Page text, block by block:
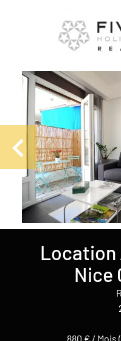
Location
Nice
880 € / Mois